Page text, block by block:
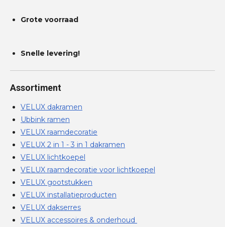
Grote voorraad
Snelle levering!
Assortiment
VELUX dakramen
Ubbink ramen
VELUX raamdecoratie
VELUX 2 in 1 - 3 in 1 dakramen
VELUX lichtkoepel
VELUX raamdecoratie voor lichtkoepel
VELUX gootstukken
VELUX installatieproducten
VELUX dakserres
VELUX accessoires & onderhoud